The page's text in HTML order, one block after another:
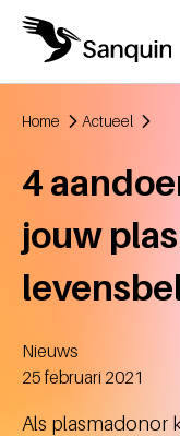
Overslaan en naar de
Home Actueel
4
jouw
Nieuws
Aangemaakt
25 februari 2021
Als plasmadonor